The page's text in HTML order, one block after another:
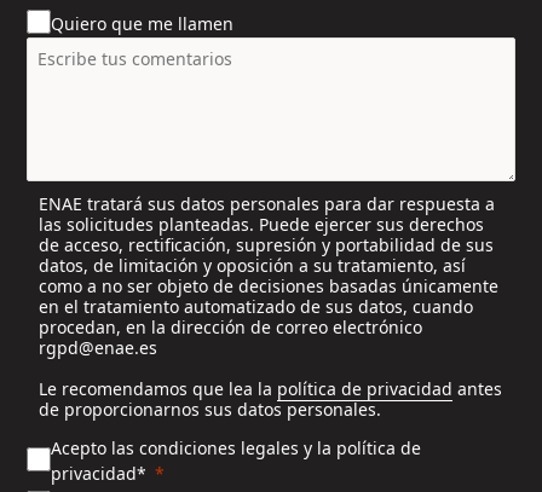
u
n
t
l
e
c
t
e
d
Quiero que me llamen
ENAE tratará sus datos personales para dar respuesta a
las solicitudes planteadas. Puede ejercer sus derechos
de acceso, rectificación, supresión y portabilidad de sus
datos, de limitación y oposición a su tratamiento, así
como a no ser objeto de decisiones basadas únicamente
en el tratamiento automatizado de sus datos, cuando
procedan, en la dirección de correo electrónico
rgpd@enae.es
Le recomendamos que lea la política de privacidad antes
de proporcionarnos sus datos personales.
Acepto las condiciones legales y la política de
privacidad*